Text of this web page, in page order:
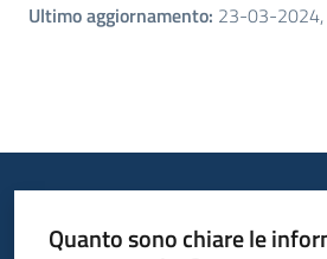
Ultimo aggiornamento: 23-03-2024,
Quanto sono chiare le